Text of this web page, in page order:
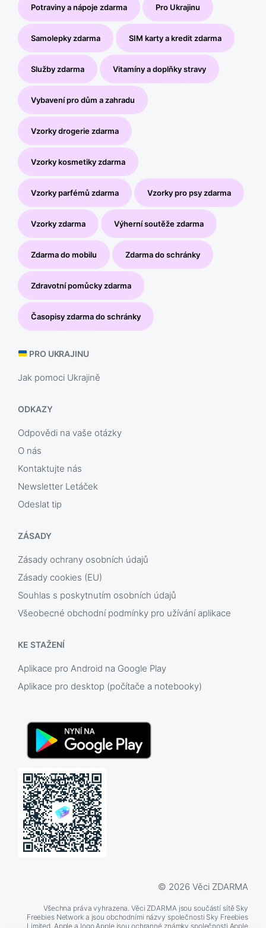
Potraviny a nápoje zdarma Pro Ukrajinu
Samolepky zdarma SIM karty a kredit zdarma
Služby zdarma Vitamíny a doplňky stravy
Vybavení pro dům a zahradu
Vzorky drogerie zdarma
Vzorky kosmetiky zdarma
Vzorky parfémů zdarma Vzorky pro psy zdarma
Vzorky zdarma Výherní soutěže zdarma
Zdarma do mobilu Zdarma do schránky
Zdravotní pomůcky zdarma
Časopisy zdarma do schránky
PRO UKRAJINU
Jak pomoci Ukrajině
ODKAZY
Odpovědi na vaše otázky
O nás
Kontaktujte nás
Newsletter Letáček
Odeslat tip
ZÁSADY
Zásady ochrany osobních údajů
Zásady cookies (EU)
Souhlas s poskytnutím osobních údajů
Všeobecné obchodní podmínky pro užívání aplikace
KE STAŽENÍ
Aplikace pro Android na Google Play
Aplikace pro desktop (počítače a notebooky)
© 2026 Věci ZDARMA
Všechna práva vyhrazena. Věci ZDARMA jsou součástí sítě Sky
Freebies Network a jsou obchodními názvy společnosti Sky Freebies
Limited. Apple a logo Apple jsou ochranné známky společnosti Apple